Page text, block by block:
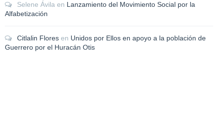
Selene Ávila en Lanzamiento del Movimiento Social por la
Alfabetización
Citlalin Flores en Unidos por Ellos en apoyo a la población de
Guerrero por el Huracán Otis